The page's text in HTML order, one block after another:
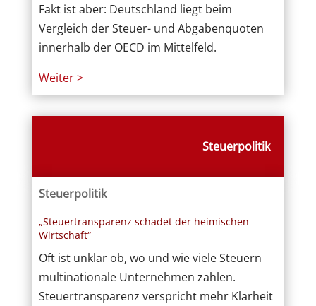
Fakt ist aber: Deutschland liegt beim
Vergleich der Steuer- und Abgabenquoten
innerhalb der OECD im Mittelfeld.
Weiter >
Steuerpolitik
Steuerpolitik
„Steuertransparenz schadet der heimischen
Wirtschaft“
Oft ist unklar ob, wo und wie viele Steuern
multinationale Unternehmen zahlen.
Steuertransparenz verspricht mehr Klarheit